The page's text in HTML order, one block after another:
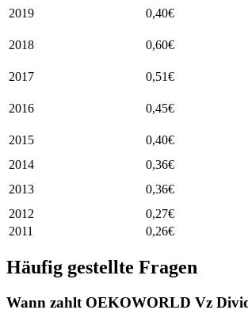
2019 0,40€
2018 0,60€
2017 0,51€
2016 0,45€
2015 0,40€
2014
0,36€
2013
0,36€
2012
0,27€
2011
0,26€
Häufig gestellte Fragen
Wann zahlt OEKOWORLD Vz